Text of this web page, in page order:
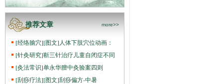
推荐文章 more>>
[经络腧穴][图文] 人体下肢穴位动画：
[针灸研究]靳三针治疗儿童自闭症不同
[灸法常识]单永华膻中灸验案四则
[刮痧疗法][图文]刮痧偏方-中暑